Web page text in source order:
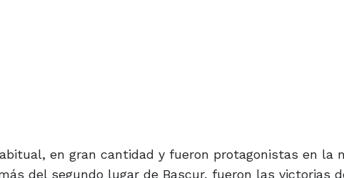
en gran cantidad y fueron protagonistas en la
del segundo lugar de Bascur, fueron las victorias